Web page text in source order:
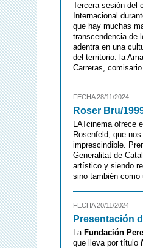
Tercera sesión del
Internacional
que hay muchas
transcendencia de
adentra en una
del territorio: la
Carreras,
FECHA 28/11/2024
Roser Bru/
LATcinema ofrece
Rosenfeld, que
imprescindible.
Generalitat de
artístico y siendo
sino también como
FECHA 20/11/2024
Presentación
La Fundación
que lleva por título